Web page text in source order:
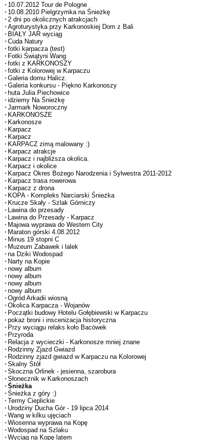
10.07.2012 Tour de Pologne
10.08.2010 Pielgrzymka na Śnieżkę
2 dni po okolicznych atrakcjach
Agroturystyka przy Karkonoskiej Dom z Bali
BIAŁY JAR wyciąg
Cuda Natury
fotki karpacza (test)
Fotki Świątyni Wang
fotki z KARKONOSZY
fotki z Kolorowej w Karpaczu
Galeria domu Halicz.
Galeria konkursu - Piękno Karkonoszy
huta Julia Piechowice
idziemy Na Śnieżkę
Jarmark Noworoczny
KARKONOSZE
Karkonosze
Karpacz
Karpacz
KARPACZ zimą malowany :)
Karpacz atrakcje
Karpacz i najbliższa okolica.
Karpacz i okolice
Karpacz Okres Bożego Narodzenia i Sylwestra 2011-2012
Karpacz trasa rowerowa
Karpacz z drona
KOPA - Kompleks Narciarski Śnieżka
Krucze Skały - Szlak Górniczy
Lawina do przesady
Lawina do Przesady - Karpacz
Majowa wyprawa do Western City
Maraton górski 4.08.2012
Minus 19 stopni C
Muzeum Zabawek i lalek
na Dziki Wodospad
Narty na Kopie
nowy album
nowy album
nowy album
nowy album
Ogród Arkadii wiosną
Okolica Karpacza - Wojanów
Początki budowy Hotelu Gołębiewski w Karpaczu
pokaz broni i inscenizacja historyczna
Przy wyciągu relaks koło Bacówek
Przyroda
Relacja z wycieczki - Karkonosze mniej znane
Rodzinny Zjazd Gwiazd
Rodzinny zjazd gwiazd w Karpaczu na Kolorowej
Skalny Stół
Skoczna Orlinek - jesienna, szarobura
Słonecznik w Karkonoszach
Śnieżka
Śnieżka z góry :)
Termy Cieplickie
Urodziny Ducha Gór - 19 lipca 2014
Wang w kilku ujęciach
Wiosenna wyprawa na Kopę
Wodospad na Szlaku
Wyciag na Kopę latem